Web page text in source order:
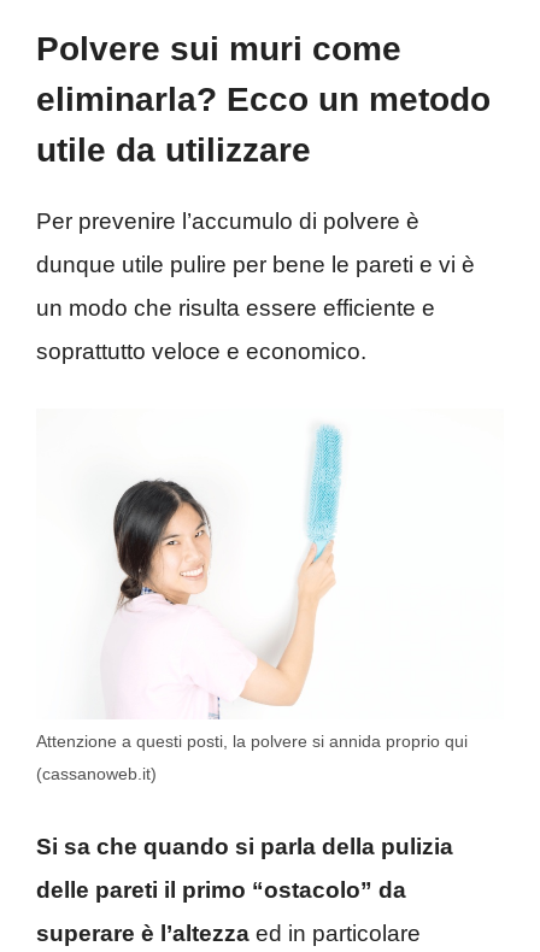
Polvere sui muri come
eliminarla? Ecco un metodo
utile da utilizzare
Per prevenire l’accumulo di polvere è
dunque utile pulire per bene le pareti e vi è
un modo che risulta essere efficiente e
soprattutto veloce e economico.
Attenzione a questi posti, la polvere si annida proprio qui
(cassanoweb.it)
Si sa che quando si parla della pulizia
delle pareti il primo “ostacolo” da
superare è l’altezza ed in particolare